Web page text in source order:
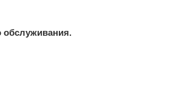
обслуживания.